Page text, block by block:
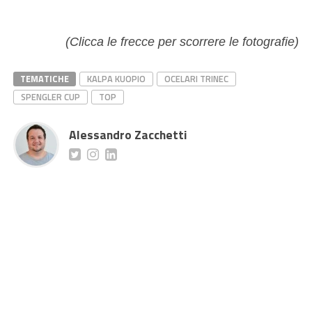
(Clicca le frecce per scorrere le fotografie)
TEMATICHE KALPA KUOPIO
OCELARI TRINEC
SPENGLER CUP
TOP
Alessandro Zacchetti